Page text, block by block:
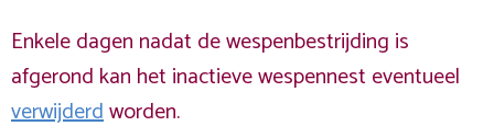
Enkele dagen nadat de wespenbestrijding is
afgerond kan het inactieve wespennest eventueel
verwijderdworden.